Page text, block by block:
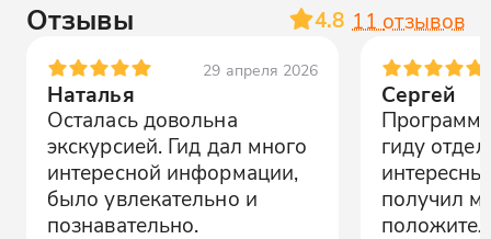
Отзывы 4.8 11 отзывов
29 апреля 2026
Наталья
Осталась довольна
экскурсией. Гид дал много
интересной информации,
было увлекательно и
познавательно.
Сергей
гиду
получил